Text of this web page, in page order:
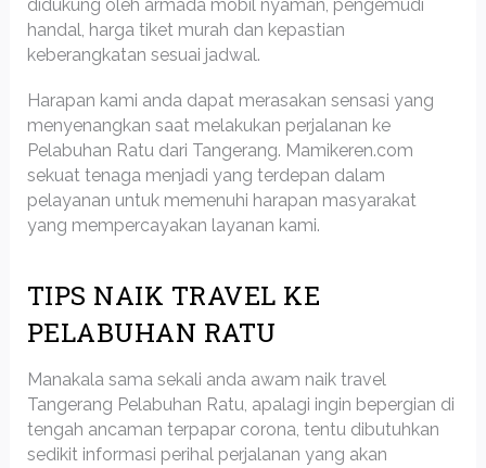
didukung oleh armada mobil nyaman, pengemudi
handal, harga tiket murah dan kepastian
keberangkatan sesuai jadwal.
Harapan kami anda dapat merasakan sensasi yang
menyenangkan saat melakukan perjalanan ke
Pelabuhan Ratu dari Tangerang. Mamikeren.com
sekuat tenaga menjadi yang terdepan dalam
pelayanan untuk memenuhi harapan masyarakat
yang mempercayakan layanan kami.
TIPS NAIK TRAVEL KE
PELABUHAN RATU
Manakala sama sekali anda awam naik travel
Tangerang Pelabuhan Ratu, apalagi ingin bepergian di
tengah ancaman terpapar corona, tentu dibutuhkan
sedikit informasi perihal perjalanan yang akan